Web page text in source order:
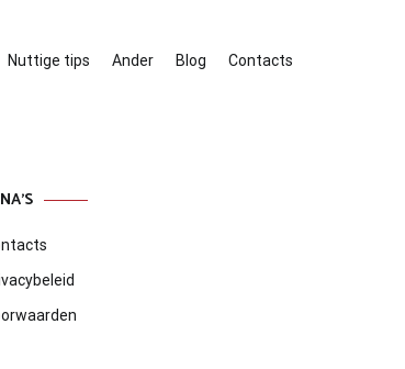
Nuttige tips Ander Blog Contacts